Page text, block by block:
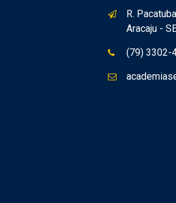
R.
Aracaju -
(79) 3302-